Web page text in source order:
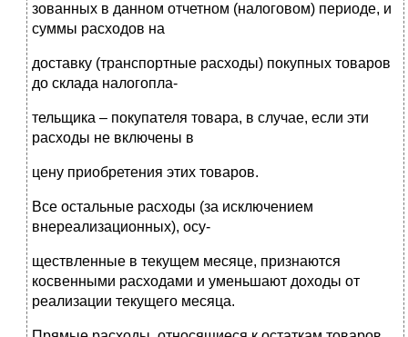
зованных в данном отчетном (налоговом) периоде, и
суммы расходов на
доставку (транспортные расходы) покупных товаров
до склада налогопла-
тельщика – покупателя товара, в случае, если эти
расходы не включены в
цену приобретения этих товаров.
Все остальные расходы (за исключением
внереализационных), осу-
ществленные в текущем месяце, признаются
косвенными расходами и уменьшают доходы от
реализации текущего месяца.